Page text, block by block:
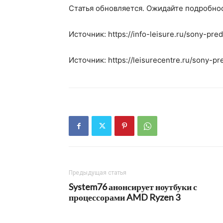
Статья обновляется. Ожидайте
Источник: https://info-leisure.ru/sony-
Источник: https://leisurecentre.ru/sony-
Предыдущая статья
System76 анонсирует ноутбуки с
процессорами AMD Ryzen 3